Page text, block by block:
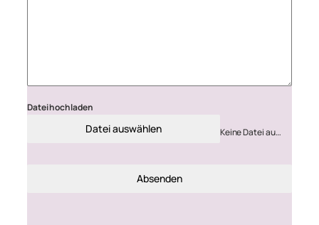
Datei hochladen
Datei auswählen Keine Datei ausgewählt
Absenden